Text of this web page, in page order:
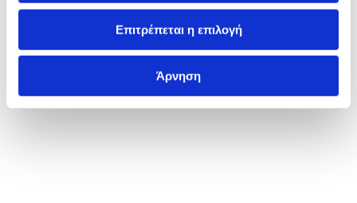
Επιτρέπεται η επιλογή
Άρνηση